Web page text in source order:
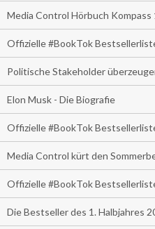
Media Control Hörbuch Kompass
Offizielle #BookTok
Politische Stakeholder
Elon Musk - Die Biografie
Offizielle #BookTok
Media Control kürt den
Offizielle #BookTok
Die Bestseller des 1. Halbjahres